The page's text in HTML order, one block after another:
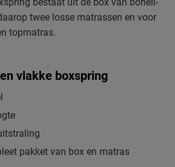
twee losse matrassen en voor
topmatras.
vlakke boxspring
pakket van box en matras